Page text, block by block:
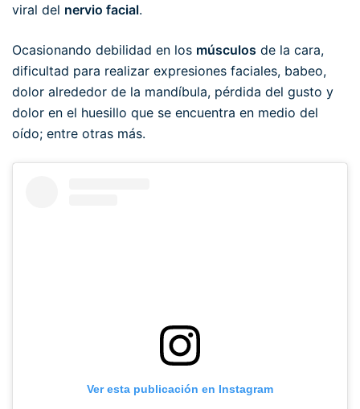
viral del nervio facial.
Ocasionando debilidad en los músculos de la cara,
dificultad para realizar expresiones faciales, babeo,
dolor alrededor de la mandíbula, pérdida del gusto y
dolor en el huesillo que se encuentra en medio del
oído; entre otras más.
Ver esta publicación en Instagram